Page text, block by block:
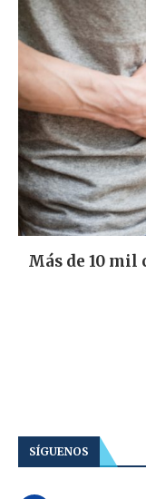
Más de 10 mil
SÍGUENOS